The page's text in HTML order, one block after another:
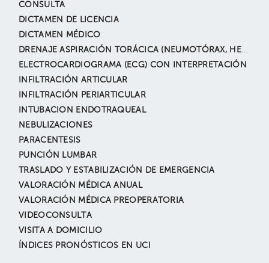
CONSULTA
DICTAMEN DE LICENCIA
DICTAMEN MÉDICO
DRENAJE ASPIRACIÓN TORÁCICA (NEUMOTÓRAX, HEMOTÓRAX, DERRAME PLEURAL, ETC.)
ELECTROCARDIOGRAMA (ECG) CON INTERPRETACIÓN
INFILTRACIÓN ARTICULAR
INFILTRACIÓN PERIARTICULAR
INTUBACION ENDOTRAQUEAL
NEBULIZACIONES
PARACENTESIS
PUNCIÓN LUMBAR
TRASLADO Y ESTABILIZACIÓN DE EMERGENCIA
VALORACIÓN MÉDICA ANUAL
VALORACIÓN MÉDICA PREOPERATORIA
VIDEOCONSULTA
VISITA A DOMICILIO
ÍNDICES PRONÓSTICOS EN UCI